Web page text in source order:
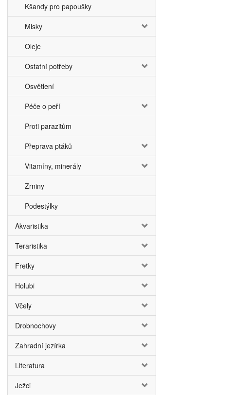
Kšandy pro papoušky
Misky
Oleje
Ostatní potřeby
Osvětlení
Péče o peří
Proti parazitům
Přeprava ptáků
Vitamíny, minerály
Zrniny
Podestýlky
Akvaristika
Teraristika
Fretky
Holubi
Včely
Drobnochovy
Zahradní jezírka
Literatura
Ježci